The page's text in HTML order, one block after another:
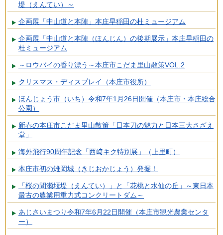
堤（えんてい）～
企画展「中山道と本陣」本庄早稲田の杜ミュージアム
企画展「中山道と本陣（ほんじん）の後期展示」本庄早稲田の
杜ミュージアム
～ロウバイの香り漂う～本庄市こだま里山散策VOL.2
クリスマス・ディスプレイ（本庄市役所）
ほんじょう市（いち）令和7年1月26日開催（本庄市・本庄総合
公園）
新春の本庄市こだま里山散策「日本刀の魅力と日本三大さざえ
堂」
海外飛行90周年記念「西﨑キク特別展」（上里町）
本庄市初の雉岡城（きじおかじょう）発掘！
「桜の間瀬堰堤（えんてい）」と「花桃と水仙の丘」～東日本
最古の農業用重力式コンクリートダム～
あじさいまつり令和7年6月22日開催（本庄市観光農業センタ
ー）